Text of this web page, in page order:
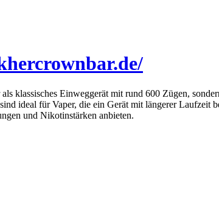
klassisches Einweggerät mit rund 600 Zügen,
ideal für Vaper, die ein Gerät mit längerer
und Nikotinstärken anbieten.